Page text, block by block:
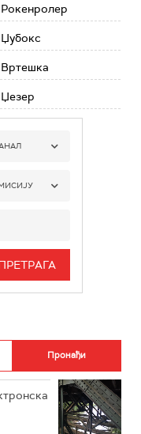
1
БЕОГРАД 3
РОКЕНРОЛЕР